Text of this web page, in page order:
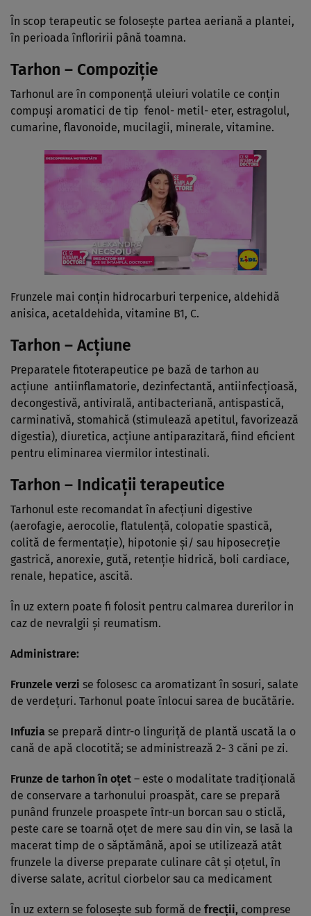
În scop terapeutic se foloseşte partea aeriană a plantei,
în perioada înfloririi până toamna.
Tarhon – Compoziţie
Tarhonul are în componenţă uleiuri volatile ce conţin
compuşi aromatici de tip fenol- metil- eter, estragolul,
cumarine, flavonoide, mucilagii, minerale, vitamine.
Frunzele mai conţin hidrocarburi terpenice, aldehidă
anisica, acetaldehida, vitamine B1, C.
Tarhon – Acţiune
Preparatele fitoterapeutice pe bază de tarhon au
acţiune antiinflamatorie, dezinfectantă, antiinfecţioasă,
decongestivă, antivirală, antibacteriană, antispastică,
carminativă, stomahică (stimulează apetitul, favorizează
digestia), diuretica, acţiune antiparazitară, fiind eficient
pentru eliminarea viermilor intestinali.
Tarhon – Indicaţii terapeutice
Tarhonul este recomandat în afecţiuni digestive
(aerofagie, aerocolie, flatulenţă, colopatie spastică,
colită de fermentaţie), hipotonie şi/ sau hiposecreţie
gastrică, anorexie, gută, retenţie hidrică, boli cardiace,
renale, hepatice, ascită.
În uz extern poate fi folosit pentru calmarea durerilor in
caz de nevralgii şi reumatism.
Administrare:
Frunzele verzi se folosesc ca aromatizant în sosuri, salate
de verdeţuri. Tarhonul poate înlocui sarea de bucătărie.
Infuzia se prepară dintr-o linguriţă de plantă uscată la o
cană de apă clocotită; se administrează 2- 3 căni pe zi.
Frunze de tarhon în oţet – este o modalitate tradiţională
de conservare a tarhonului proaspăt, care se prepară
punând frunzele proaspete într-un borcan sau o sticlă,
peste care se toarnă oţet de mere sau din vin, se lasă la
macerat timp de o săptămână, apoi se utilizează atât
frunzele la diverse preparate culinare cât şi oţetul, în
diverse salate, acritul ciorbelor sau ca medicament
În uz extern se foloseşte sub formă de frecţii, comprese